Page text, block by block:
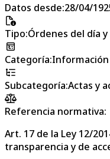
Datos desde:28/04/
Tipo:Órdenes del día
Categoría:
Subcategoría:Actas y
Referencia normativa:
Art. 17 de la Ley 12/
transparencia y de